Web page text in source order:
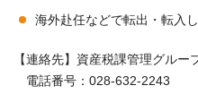
海外赴任などで転出・転入
【連絡先】資産税課管理グルー
電話番号：028-632-2243